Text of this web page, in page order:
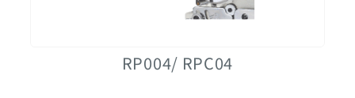
RP004/ RPC04